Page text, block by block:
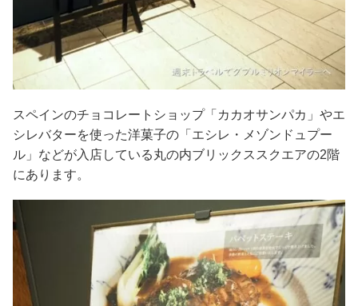
スペインのチョコレートショップ「カカオサンパカ」やエ
シレバターを使った洋菓子の「エシレ・メゾンドュプー
ル」などが入店している丸の内ブリックススクエアの2階
にあります。